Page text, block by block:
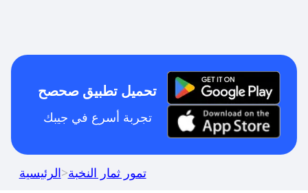
تحميل تطبيق صحصح
تجربة أسرع في جيبك
الرئيسية>تمور ثمار النخبة